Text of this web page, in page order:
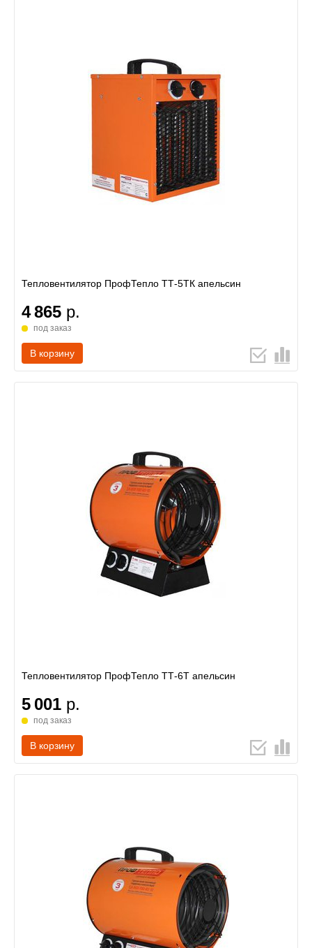
Тепловентилятор ПрофТепло ТТ-5ТК апельсин
4 865 р.
под заказ
В корзину
Тепловентилятор ПрофТепло ТТ-6Т апельсин
5 001 р.
под заказ
В корзину